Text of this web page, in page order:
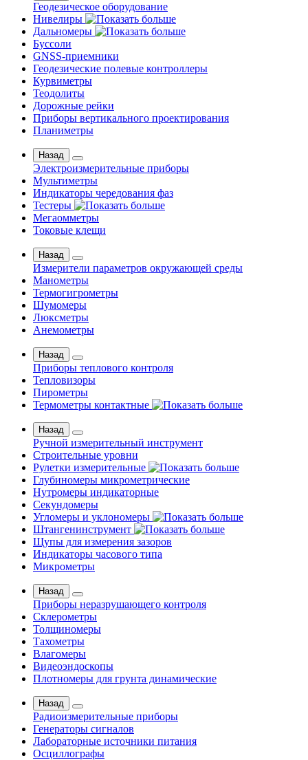
Геодезическое оборудование
Нивелиры
Дальномеры
Буссоли
GNSS-приемники
Геодезические полевые контроллеры
Курвиметры
Теодолиты
Дорожные рейки
Приборы вертикального проектирования
Планиметры
Назад
Электроизмерительные приборы
Мультиметры
Индикаторы чередования фаз
Тестеры
Мегаомметры
Токовые клещи
Назад
Измерители параметров окружающей среды
Манометры
Термогигрометры
Шумомеры
Люксметры
Анемометры
Назад
Приборы теплового контроля
Тепловизоры
Пирометры
Термометры контактные
Назад
Ручной измерительный инструмент
Строительные уровни
Рулетки измерительные
Глубиномеры микрометрические
Нутромеры индикаторные
Секундомеры
Угломеры и уклономеры
Штангенинструмент
Щупы для измерения зазоров
Индикаторы часового типа
Микрометры
Назад
Приборы неразрушающего контроля
Склерометры
Толщиномеры
Тахометры
Влагомеры
Видеоэндоскопы
Плотномеры для грунта динамические
Назад
Радиоизмерительные приборы
Генераторы сигналов
Лабораторные источники питания
Осциллографы